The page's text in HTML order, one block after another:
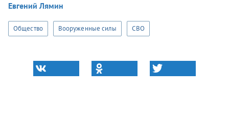
Евгений Лямин
Общество Вооруженные силы СВО